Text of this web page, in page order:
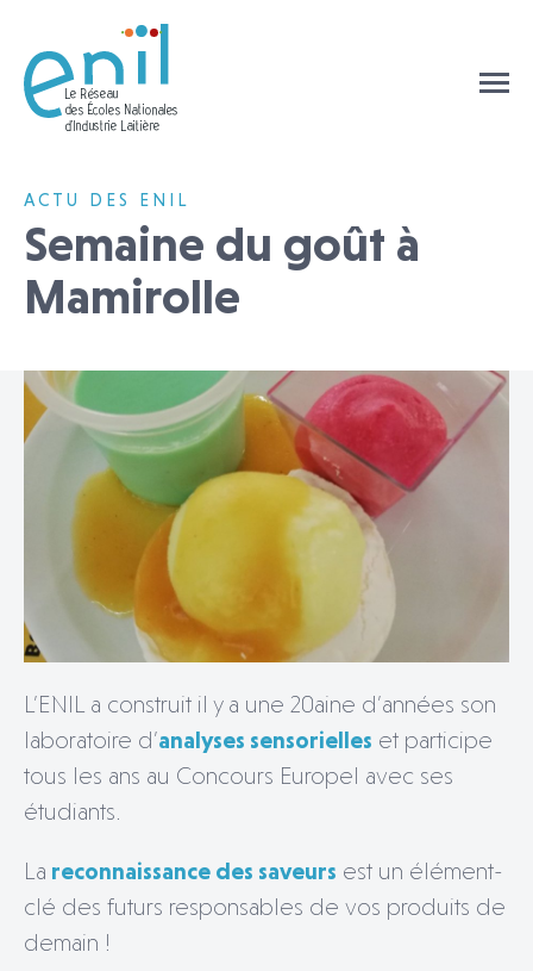
ACTU DES ENIL
Semaine du goût à
Mamirolle
L’ENIL a construit il y a une 20aine d’années son
laboratoire d’analyses sensorielles et participe
tous les ans au Concours Europel avec ses
étudiants.
La reconnaissance des saveurs est un élément-
clé des futurs responsables de vos produits de
demain !